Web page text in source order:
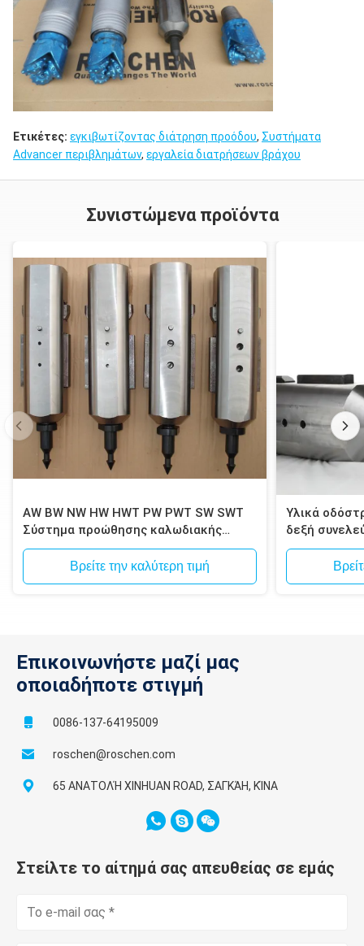
Ετικέτες: εγκιβωτίζοντας διάτρηση προόδου, Συστήματα
Advancer περιβλημάτων, εργαλεία διατρήσεων βράχου
Συνιστώμενα προϊόντα
AW BW NW HW HWT PW PWT SW SWT
Σύστημα προώθησης καλωδιακής
θήκης
Βρείτε την καλύτερη τιμή
Υλικά
δεξή
τρυπάνι που
τρυπούν
Επικοινωνήστε μαζί μας
οποιαδήποτε στιγμή
0086-137-64195009
roschen@roschen.com
65 ΑΝΑΤΟΛΉ XINHUAN ROAD, ΣΑΓΚΆΗ, ΚΊΝΑ
Στείλτε το αίτημά σας απευθείας σε εμάς